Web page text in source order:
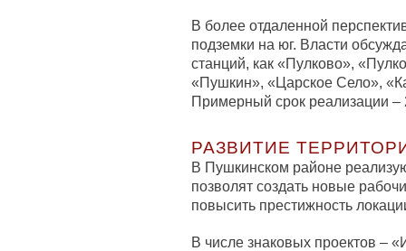
В более отдаленной
подземки на юг. Власти
станций, как «Пулково»,
«Пушкин», «Царское Село»,
Примерный срок реализации –
РАЗВИТИЕ
В Пушкинском районе
позволят создать новые
повысить престижность
В числе знаковых проектов –